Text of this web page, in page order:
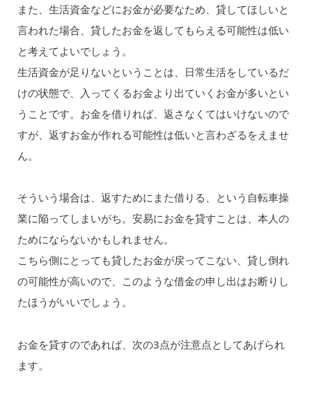
また、生活資金などにお金が必要なため、貸してほしいと
言われた場合、貸したお金を返してもらえる可能性は低い
と考えてよいでしょう。
生活資金が足りないということは、日常生活をしているだ
けの状態で、入ってくるお金より出ていくお金が多いとい
うことです。お金を借りれば、返さなくてはいけないので
すが、返すお金が作れる可能性は低いと言わざるをえませ
ん。
そういう場合は、返すためにまた借りる、という自転車操
業に陥ってしまいがち。安易にお金を貸すことは、本人の
ためにならないかもしれません。
こちら側にとっても貸したお金が戻ってこない、貸し倒れ
の可能性が高いので、このような借金の申し出はお断りし
たほうがいいでしょう。
お金を貸すのであれば、次の3点が注意点としてあげられ
ます。